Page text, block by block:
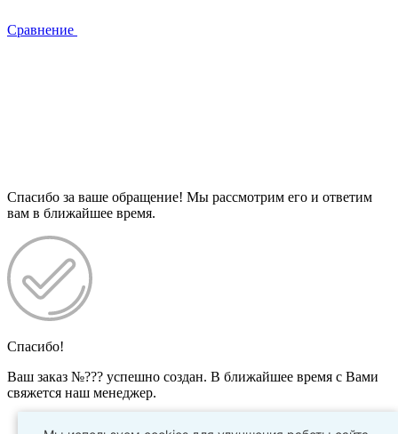
Сравнение
Спасибо за ваше обращение! Мы рассмотрим его и ответим
вам в ближайшее время.
Спасибо!
Ваш заказ №??? успешно создан. В ближайшее время с Вами
свяжется наш менеджер.